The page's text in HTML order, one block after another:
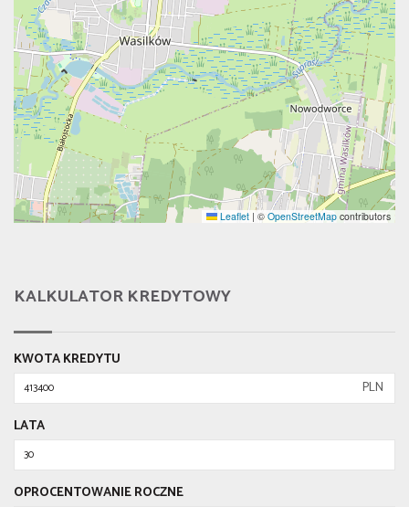
Leaflet | ©OpenStreetMap contributors
KALKULATOR KREDYTOWY
KWOTA KREDYTU
PLN
LATA
OPROCENTOWANIE ROCZNE